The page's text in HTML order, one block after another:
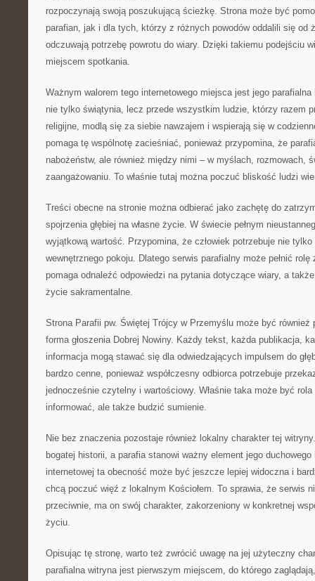
rozpoczynają swoją poszukującą ścieżkę. Strona może być
parafian, jak i dla tych, którzy z różnych powodów oddalili się od
odczuwają potrzebę powrotu do wiary. Dzięki takiemu podejściu
miejscem spotkania.
Ważnym walorem tego internetowego miejsca jest jego
nie tylko świątynia, lecz przede wszystkim ludzie, którzy razem
religijne, modlą się za siebie nawzajem i wspierają się w
pomaga tę wspólnotę zacieśniać, ponieważ przypomina, że
nabożeństw, ale również między nimi – w myślach, rozmowach,
zaangażowaniu. To właśnie tutaj można poczuć bliskość ludzi
Treści obecne na stronie można odbierać jako zachętę do
spojrzenia głębiej na własne życie. W świecie pełnym
wyjątkową wartość. Przypomina, że człowiek potrzebuje nie
wewnętrznego pokoju. Dlatego serwis parafialny może pełnić rolę
pomaga odnaleźć odpowiedzi na pytania dotyczące wiary, a
życie sakramentalne.
Strona Parafii pw. Świętej Trójcy w Przemyślu może być również
forma głoszenia Dobrej Nowiny. Każdy tekst, każda publikacja,
informacja mogą stawać się dla odwiedzających impulsem do
bardzo cenne, ponieważ współczesny odbiorca potrzebuje
jednocześnie czytelny i wartościowy. Właśnie taka może być
informować, ale także budzić sumienie.
Nie bez znaczenia pozostaje również lokalny charakter tej
bogatej historii, a parafia stanowi ważny element jego
internetowej ta obecność może być jeszcze lepiej widoczna i
chcą poczuć więź z lokalnym Kościołem. To sprawia, że serwis
przeciwnie, ma on swój charakter, zakorzeniony w konkretnej
życiu.
Opisując tę stronę, warto też zwrócić uwagę na jej użyteczny
parafialna witryna jest pierwszym miejscem, do którego